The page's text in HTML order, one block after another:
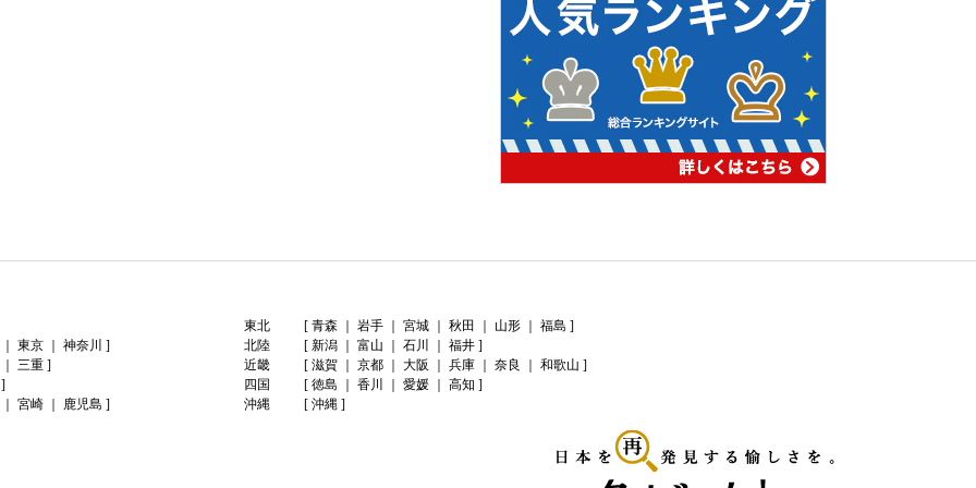
東京 神奈川 ]
三重 ]
宮崎 鹿児島 ]
東北 [ 青森 岩手 宮城 秋田 山形 福島 ]
北陸
[ 新潟 富山 石川 福井 ]
近畿
[ 滋賀 京都 大阪 兵庫 奈良 和歌山 ]
四国
[ 徳島 香川 愛媛 高知 ]
沖縄
[ 沖縄 ]